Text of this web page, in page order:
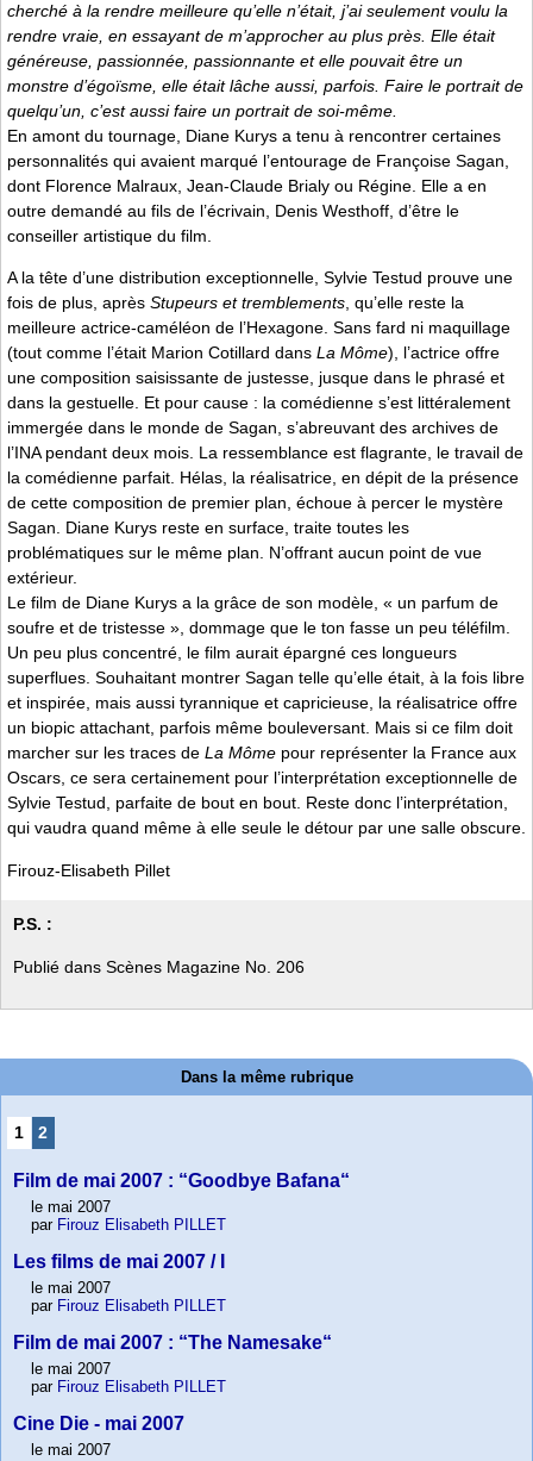
cherché à la rendre meilleure qu’elle n’était, j’ai seulement voulu la
rendre vraie, en essayant de m’approcher au plus près. Elle était
généreuse, passionnée, passionnante et elle pouvait être un
monstre d’égoïsme, elle était lâche aussi, parfois. Faire le portrait de
quelqu’un, c’est aussi faire un portrait de soi-même.
En amont du tournage, Diane Kurys a tenu à rencontrer certaines
personnalités qui avaient marqué l’entourage de Françoise Sagan,
dont Florence Malraux, Jean-Claude Brialy ou Régine. Elle a en
outre demandé au fils de l’écrivain, Denis Westhoff, d’être le
conseiller artistique du film.
A la tête d’une distribution exceptionnelle, Sylvie Testud prouve une
fois de plus, après Stupeurs et tremblements, qu’elle reste la
meilleure actrice-caméléon de l’Hexagone. Sans fard ni maquillage
(tout comme l’était Marion Cotillard dans La Môme), l’actrice offre
une composition saisissante de justesse, jusque dans le phrasé et
dans la gestuelle. Et pour cause : la comédienne s’est littéralement
immergée dans le monde de Sagan, s’abreuvant des archives de
l’INA pendant deux mois. La ressemblance est flagrante, le travail de
la comédienne parfait. Hélas, la réalisatrice, en dépit de la présence
de cette composition de premier plan, échoue à percer le mystère
Sagan. Diane Kurys reste en surface, traite toutes les
problématiques sur le même plan. N’offrant aucun point de vue
extérieur.
Le film de Diane Kurys a la grâce de son modèle, « un parfum de
soufre et de tristesse », dommage que le ton fasse un peu téléfilm.
Un peu plus concentré, le film aurait épargné ces longueurs
superflues. Souhaitant montrer Sagan telle qu’elle était, à la fois libre
et inspirée, mais aussi tyrannique et capricieuse, la réalisatrice offre
un biopic attachant, parfois même bouleversant. Mais si ce film doit
marcher sur les traces de La Môme pour représenter la France aux
Oscars, ce sera certainement pour l’interprétation exceptionnelle de
Sylvie Testud, parfaite de bout en bout. Reste donc l’interprétation,
qui vaudra quand même à elle seule le détour par une salle obscure.
Firouz-Elisabeth Pillet
P.S. :
Publié dans Scènes Magazine No. 206
Dans la même rubrique
1 2
Film de mai 2007 : “Goodbye Bafana“
le mai 2007
par Firouz Elisabeth PILLET
Les films de mai 2007 / I
le mai 2007
par Firouz Elisabeth PILLET
Film de mai 2007 : “The Namesake“
le mai 2007
par Firouz Elisabeth PILLET
Cine Die - mai 2007
le mai 2007